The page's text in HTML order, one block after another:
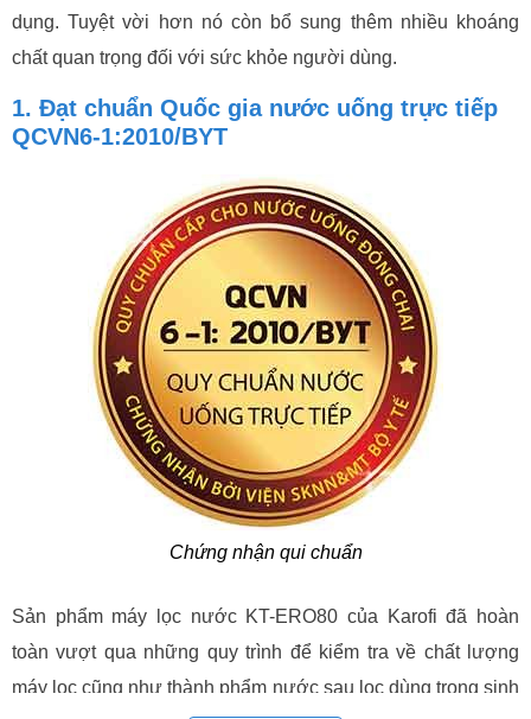
dụng. Tuyệt vời hơn nó còn bổ sung thêm nhiều khoáng
chất quan trọng đối với sức khỏe người dùng.
1. Đạt chuẩn Quốc gia nước uống trực tiếp
QCVN6-1:2010/BYT
Chứng nhận qui chuẩn
Sản phẩm máy lọc nước KT-ERO80 của Karofi đã hoàn
toàn vượt qua những quy trình để kiểm tra về chất lượng
máy lọc cũng như thành phẩm nước sau lọc dùng trong sinh